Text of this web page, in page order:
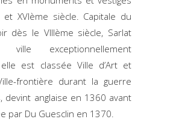
et XVIème siècle. Capitale du
dès le VIIIème siècle, Sarlat
exceptionnellement
est classée Ville d’Art et
frontière durant la guerre
devint anglaise en 1360 avant
par Du Guesclin en 1370.